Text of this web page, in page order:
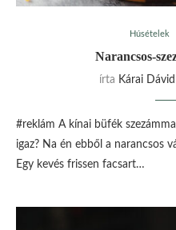
Húsételek
Narancsos-
írta Kárai Dávid
#reklám A kínai büfék
igaz? Na én ebből a narancsos
Egy kevés frissen facsart…